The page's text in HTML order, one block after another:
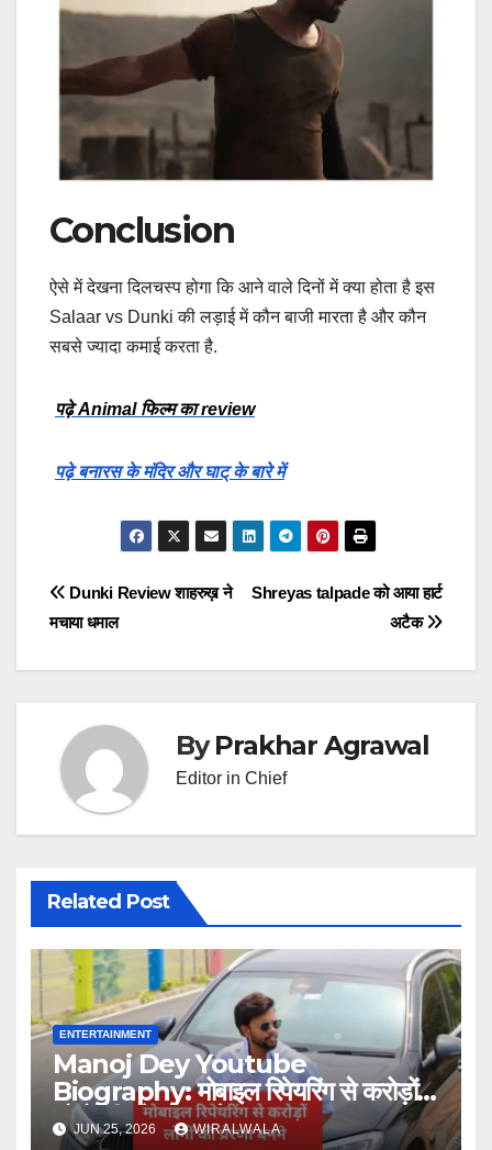
Conclusion
ऐसे में देखना दिलचस्प होगा कि आने वाले दिनों में क्या होता है इस
Salaar vs Dunki की लड़ाई में कौन बाजी मारता है और कौन
सबसे ज्यादा कमाई करता है.
पढ़े Animal फिल्म का review
पढ़े बनारस के मंदिर और घाट् के बारे में
Post
Shreyas talpade को आया हार्ट
अटैक
Dunki Review शाहरुख़ ने
मचाया धमाल
ByPrakhar Agrawal
Editor in Chief
Related Post
ENTERTAINMENT
Manoj Dey Youtube
Biography: मोबाइल रिपेयरिंग से करोड़ों
लोगों की प्रेरणा बनने तक का सफर
JUN 25, 2026 WIRALWALA